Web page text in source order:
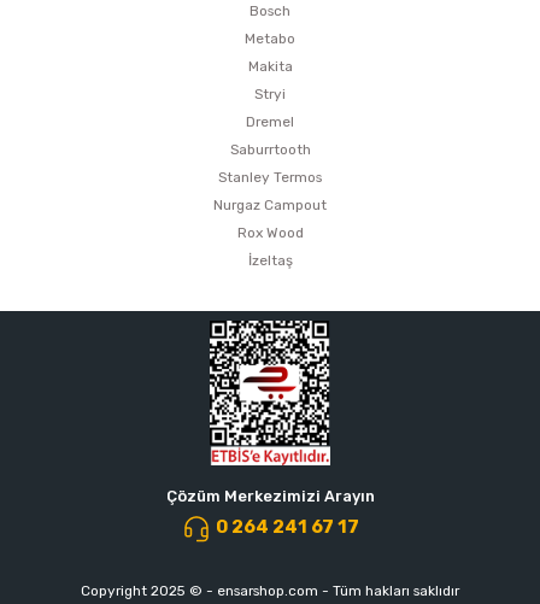
Bosch
Metabo
Makita
Stryi
Dremel
Saburrtooth
Stanley Termos
Nurgaz Campout
Rox Wood
İzeltaş
Çözüm Merkezimizi Arayın
0 264 241 67 17
Copyright 2025 © - ensarshop.com - Tüm hakları saklıdır